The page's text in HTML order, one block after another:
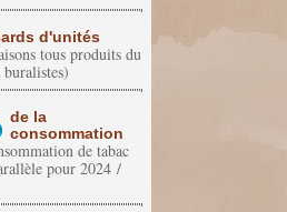
d'unités
tous produits du
de la
consommation
de tabac
pour 2024 /